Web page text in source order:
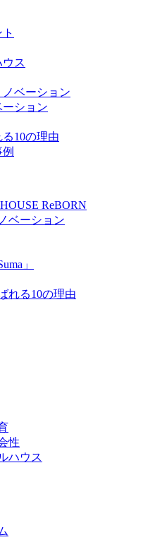
ReBORN
ベーション
」
れる10の理由
性
ハウス